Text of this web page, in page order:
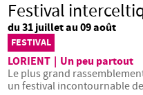
Festival
du 31 juillet au 09 août
FESTIVAL
LORIENT
Un peu partout
Le plus grand
un festival incontournable